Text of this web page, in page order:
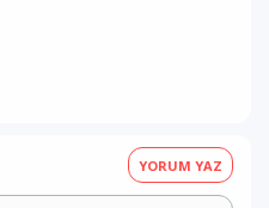
YORUM YAZ